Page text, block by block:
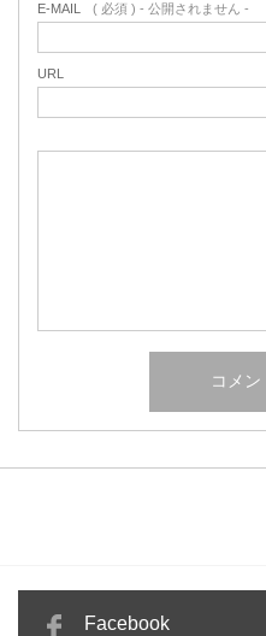
E-MAIL ( 必須 ) - 公開されません -
URL
Facebook